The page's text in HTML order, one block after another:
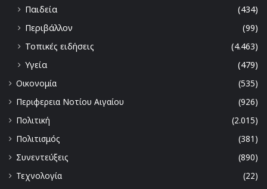
Παιδεία
(434)
Περιβάλλον
(99)
Τοπικές ειδήσεις
(4.463)
Υγεία
(479)
Οικονομία
(535)
Περιφερεια Νοτίου Αιγαίου
(926)
Πολιτική
(2.015)
Πολιτισμός
(381)
Συνεντεύξεις
(890)
Τεχνολογία
(22)